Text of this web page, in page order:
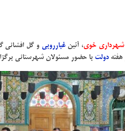
شهرداری خوی، آئینغبارروبی و گل افشانی
هفتهدولت با حضور مسئولان شهرستانی